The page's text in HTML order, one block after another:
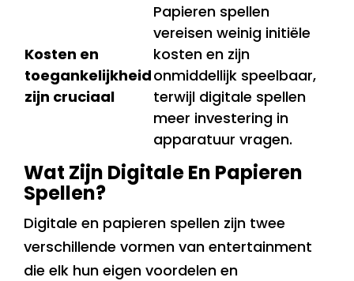
Kosten en
toegankelijkheid
zijn cruciaal
Papieren spellen
vereisen weinig initiële
kosten en zijn
onmiddellijk speelbaar,
terwijl digitale spellen
meer investering in
apparatuur vragen.
Wat Zijn Digitale En Papieren
Spellen?
Digitale en papieren spellen zijn twee
verschillende vormen van entertainment
die elk hun eigen voordelen en